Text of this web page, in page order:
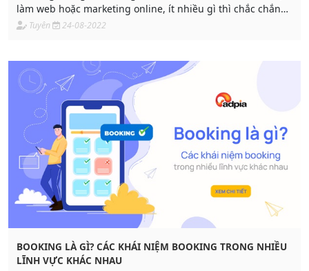
làm web hoặc marketing online, ít nhiều gì thì chắc chắn
bạn đã nghe tới SEO và nhiều người khuyên bạn làm SEO
Tuyên 24-08-2022
BOOKING LÀ GÌ? CÁC KHÁI NIỆM BOOKING TRONG NHIỀU
LĨNH VỰC KHÁC NHAU